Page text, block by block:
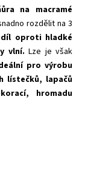
na macramé
rozdělit na 3
oproti hladké
vlní. Lze je však
pro výrobu
lístečků, lapačů
hromadu